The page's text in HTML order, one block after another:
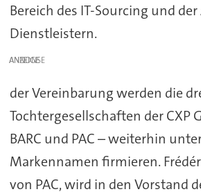
Bereich des IT-Sourcing und
Dienstleistern.
ANZEIGE
der Vereinbarung werden die
Tochtergesellschaften der CXP
BARC und PAC – weiterhin
Markennamen firmieren.
von PAC, wird in den Vorstand